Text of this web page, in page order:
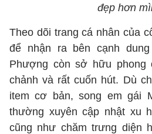
đẹp hơn
Theo dõi trang cá nhân của
để nhận ra bên cạnh
Phượng còn sở hữu phong
chảnh và rất cuốn hút. Dù
item cơ bản, song em gái
thường xuyên cập nhật xu
cũng như chăm trưng diện